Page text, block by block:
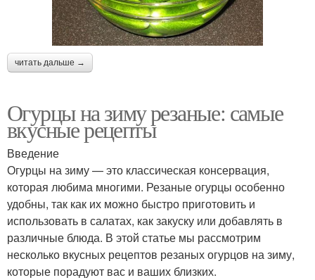
читать дальше →
Огурцы на зиму резаные: самые
вкусные рецепты
Введение
Огурцы на зиму — это классическая консервация,
которая любима многими. Резаные огурцы особенно
удобны, так как их можно быстро приготовить и
использовать в салатах, как закуску или добавлять в
различные блюда. В этой статье мы рассмотрим
несколько вкусных рецептов резаных огурцов на зиму,
которые порадуют вас и ваших близких.